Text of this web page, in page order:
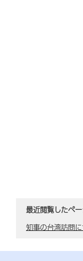
最近閲覧したペ
知事の台湾訪問